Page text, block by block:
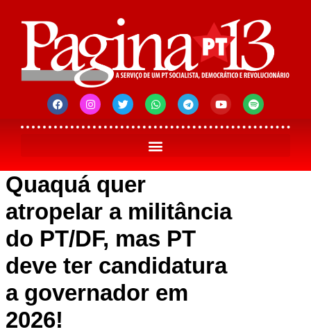
Quaquá quer
atropelar a militância
do PT/DF, mas PT
deve ter candidatura
a governador em
2026!